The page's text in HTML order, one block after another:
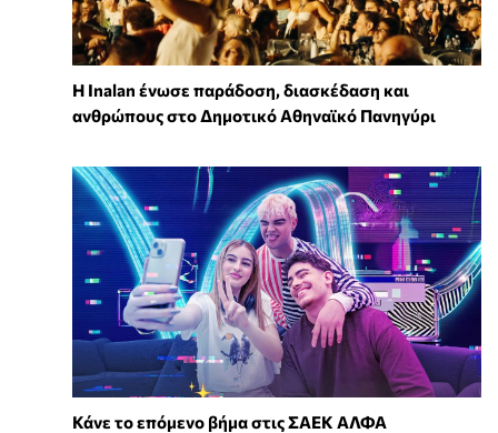
Η Inalan ένωσε παράδοση, διασκέδαση και
ανθρώπους στο Δημοτικό Αθηναϊκό Πανηγύρι
Κάνε το επόμενο βήμα στις ΣΑΕΚ ΑΛΦΑ